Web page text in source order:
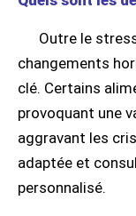
Outre le
changements
clé. Certains
provoquant une
aggravant les
adaptée et
personnalisé.